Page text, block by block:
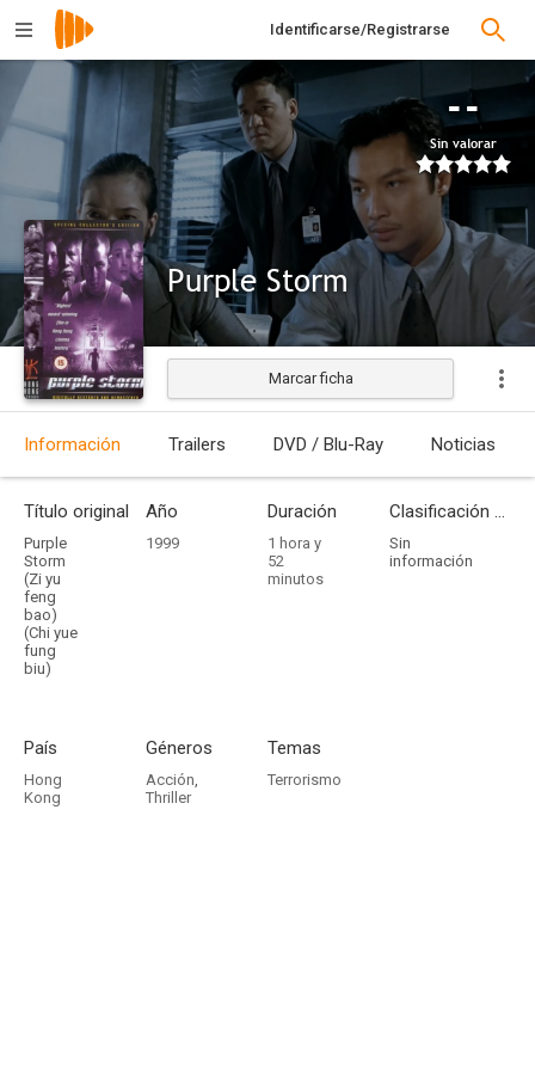
Identificarse/Registrarse
--
Sin valorar
Purple Storm
Estrenada
Marcar ficha
Información Trailers DVD / Blu-Ray Noticias
Título original
Purple
Storm
(Zi yu
feng
bao)
(Chi yue
fung
biu)
Año
1999
Duración
1 hora y
52
minutos
Clasificación por edades
Sin
información
País
Hong
Kong
Géneros
Acción,
Thriller
Temas
Terrorismo